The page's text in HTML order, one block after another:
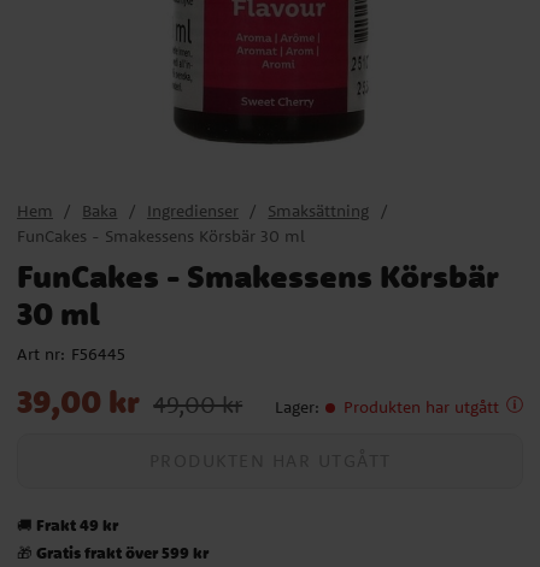
Hem Baka Ingredienser
Smaksättning
FunCakes - Smakessens Körsbär 30 ml
FunCakes - Smakessens Körsbär
30 ml
Art nr: F56445
Nuvarande pris
39,00 kr 49,00 kr Lager: Produkten har utgått
🚚 Frakt 49 kr
🎁 Gratis frakt över 599 kr